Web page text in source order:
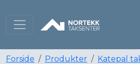
Forside Produkter
Katepal